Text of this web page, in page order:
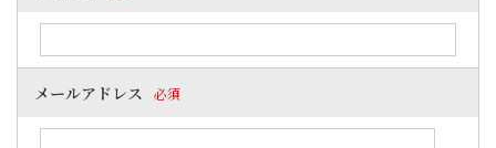
メールアドレス 必須